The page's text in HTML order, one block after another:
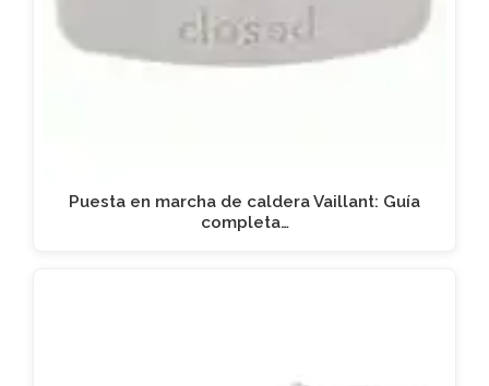
Puesta en marcha de caldera Vaillant: Guía
completa…